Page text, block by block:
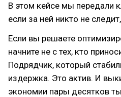
В этом кейсе мы передали
если за ней никто не
Если вы решаете
начните не с тех, кто
Подрядчик, который
издержка. Это актив. И
экономии пары десятков